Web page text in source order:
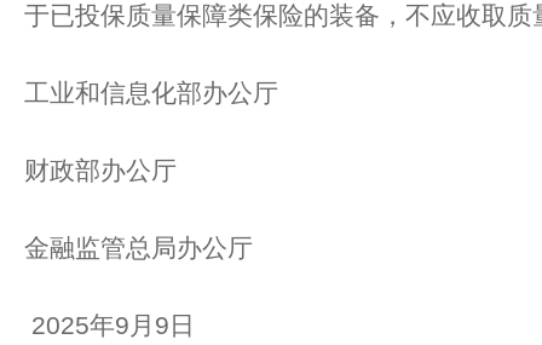
于已投保质量保障类保险的装备，不应收取
工业和信息化部办公厅
财政部办公厅
金融监管总局办公厅
2025年9月9日